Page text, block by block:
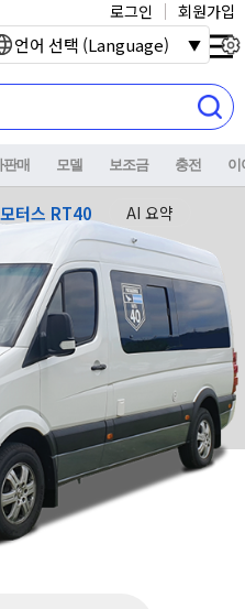
자동차
니다.
로그인 회원가입
판매 모델 보조금 충전 이
터스 RT40 AI 요약
언어 선택 (Language)